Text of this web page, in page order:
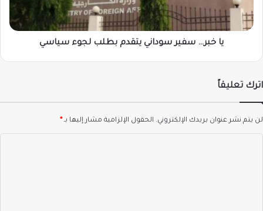
لجوء
سياسي
يا خبر… سفير سوداني يتقدم بطلب لجوء سياسي
اترك تعليقاً
لن يتم نشر عنوان بريدك الإلكتروني. الحقول الإلزامية مشار إليها بـ*